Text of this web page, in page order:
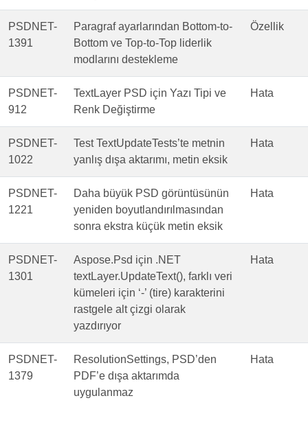
PSDNET-
1391
Paragraf ayarlarından Bottom-to-
Bottom ve Top-to-Top liderlik
modlarını destekleme
Özellik
PSDNET-
912
TextLayer PSD için Yazı Tipi ve
Renk Değiştirme
Hata
PSDNET-
1022
Test TextUpdateTests’te metnin
yanlış dışa aktarımı, metin eksik
Hata
PSDNET-
1221
Daha büyük PSD görüntüsünün
yeniden boyutlandırılmasından
sonra ekstra küçük metin eksik
Hata
PSDNET-
1301
Aspose.Psd için .NET
textLayer.UpdateText(), farklı veri
kümeleri için ‘-’ (tire) karakterini
rastgele alt çizgi olarak
yazdırıyor
Hata
PSDNET-
1379
ResolutionSettings, PSD’den
PDF’e dışa aktarımda
uygulanmaz
Hata